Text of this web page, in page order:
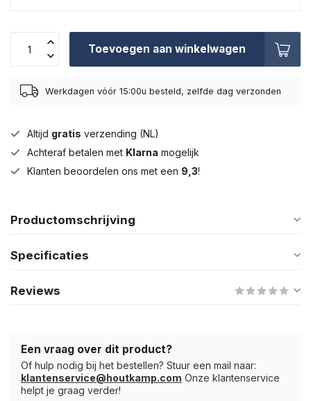
Toevoegen aan winkelwagen
Werkdagen vóór 15:00u besteld, zelfde dag verzonden
Altijd gratis verzending (NL)
Achteraf betalen met Klarna mogelijk
Klanten beoordelen ons met een 9,3!
Productomschrijving
Specificaties
Reviews
Een vraag over dit product?
Of hulp nodig bij het bestellen? Stuur een mail naar:
klantenservice@houtkamp.com Onze klantenservice
helpt je graag verder!